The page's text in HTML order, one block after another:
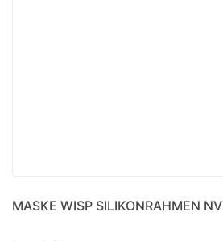
MASKE WISP SILIKONRAHMEN NV